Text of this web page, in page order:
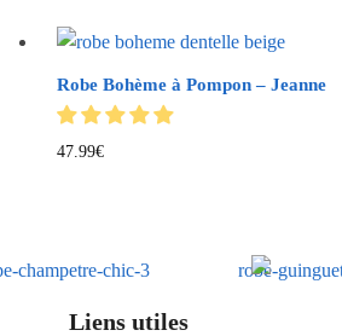
Robe Bohème à Pompon – Jeanne
47.99€
Liens utiles